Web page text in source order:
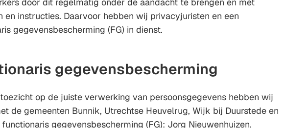
door dit regelmatig onder de aandacht te brengen en met
en instructies. Daarvoor hebben wij privacyjuristen en een
gegevensbescherming (FG) in dienst.
gegevensbescherming
op de juiste verwerking van persoonsgegevens hebben wij
de gemeenten Bunnik, Utrechtse Heuvelrug, Wijk bij Duurstede en
functionaris gegevensbescherming (FG): Jorg Nieuwenhuizen.